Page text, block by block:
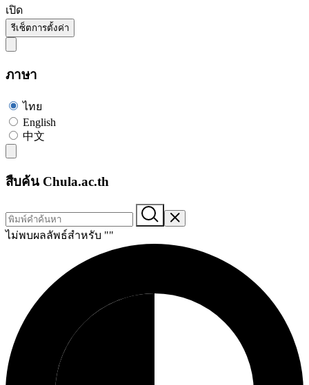
เปิด
รีเซ็ตการตั้งค่า
ภาษา
ไทย
English
中文
สืบค้น Chula.ac.th
ไม่พบผลลัพธ์สำหรับ ""